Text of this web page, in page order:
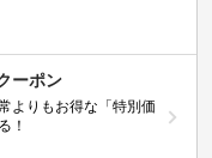
ーポン
よりもお得な「特別価
！